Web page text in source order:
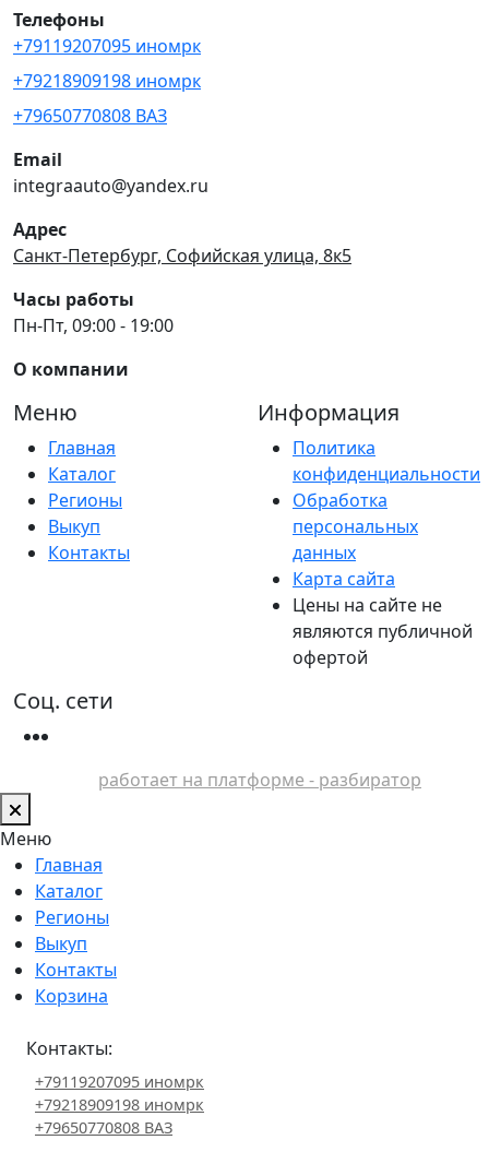
Телефоны
+79119207095 иномрк
+79218909198 иномрк
+79650770808 ВАЗ
Email
integraauto@yandex.ru
Адрес
Санкт-Петербург, Софийская улица, 8к5
Часы работы
Пн-Пт, 09:00 - 19:00
О компании
Меню
Главная
Каталог
Регионы
Выкуп
Контакты
Информация
Политика
конфиденциальности
Обработка
персональных
данных
Карта сайта
Цены на сайте не
являются публичной
офертой
Соц. сети
работает на платформе - разбиратор
Меню
Главная
Каталог
Регионы
Выкуп
Контакты
Корзина
Контакты:
+79119207095 иномрк
+79218909198 иномрк
+79650770808 ВАЗ